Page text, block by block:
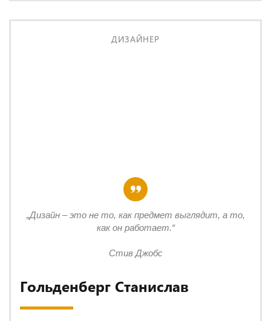
ДИЗАЙНЕР
Гольденберг Станислав
„Дизайн – это не то, как предмет выглядит, а то,
как он работает.“
Стив Джобс